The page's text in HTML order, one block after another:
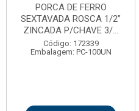
PORCA DE FERRO
SEXTAVADA ROSCA 1/2”
ZINCADA P/CHAVE 3/...
Código: 172339
Embalagem: PC-100UN